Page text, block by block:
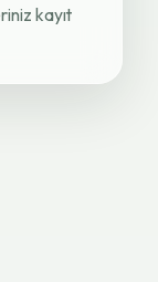
kayıt